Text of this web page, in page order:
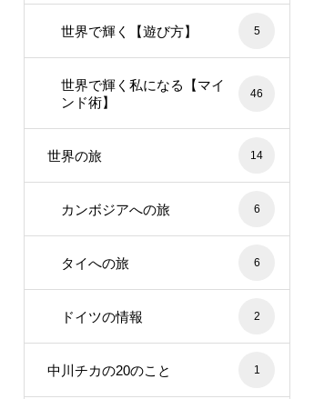
世界で輝く【遊び方】 5
世界で輝く私になる【マイ
ンド術】
46
世界の旅 14
カンボジアへの旅 6
タイへの旅 6
ドイツの情報 2
中川チカの20のこと 1